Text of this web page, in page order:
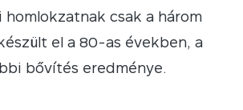
homlokzatnak csak a három
el a 80-as években, a
bővítés eredménye.